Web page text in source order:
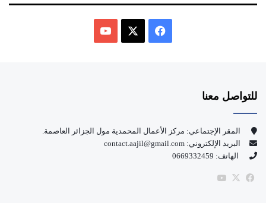
و
ك
للتواصل معنا
المقر الإجتماعي: مركز الأعمال المحمدية مول الجزائر العاصمة.
البريد الإلكتروني: contact.aajil@gmail.com
الهاتف: 0669332459
فيسبوك
‫X